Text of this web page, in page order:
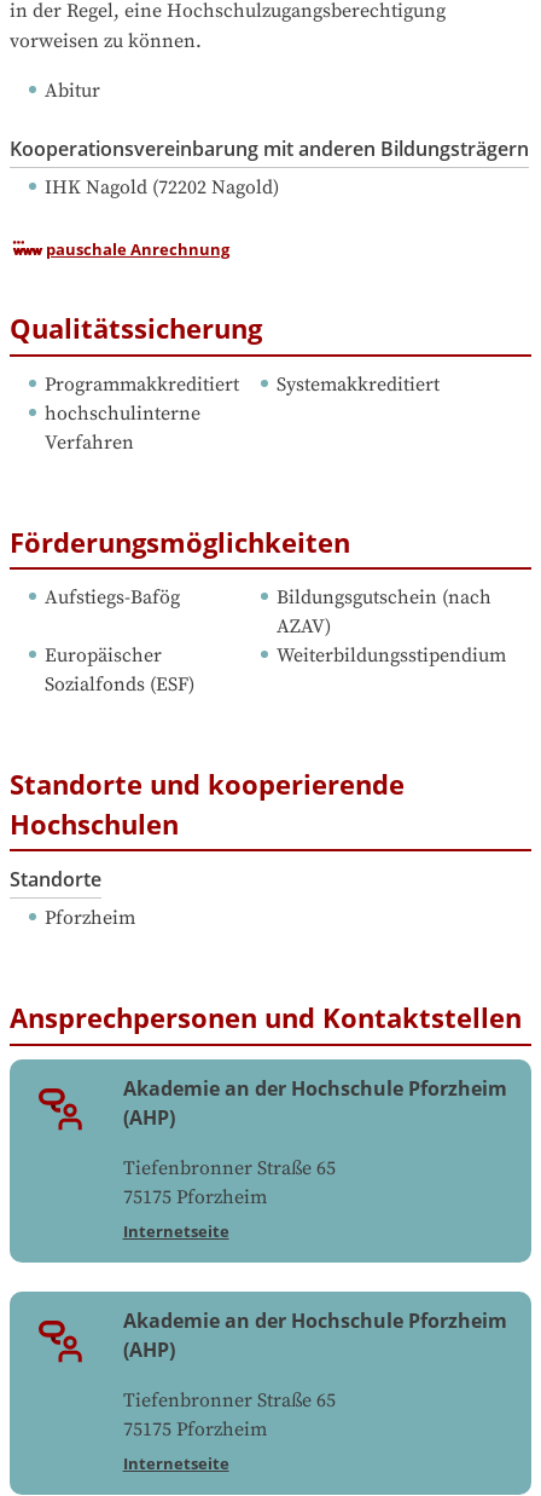
in der Regel, eine Hochschulzugangsberechtigung
vorweisen zu können.
Abitur
Kooperationsvereinbarung mit anderen Bildungsträgern
IHK Nagold (72202 Nagold)
pauschale Anrechnung
Qualitätssicherung
Programmakkreditiert
Systemakkreditiert
hochschulinterne
Verfahren
Förderungsmöglichkeiten
Aufstiegs-Bafög
Bildungsgutschein (nach
AZAV)
Europäischer
Sozialfonds (ESF)
Weiterbildungsstipendium
Standorte und kooperierende
Hochschulen
Standorte
Pforzheim
Ansprechpersonen und Kontaktstellen
Akademie an der Hochschule Pforzheim
(AHP)
Tiefenbronner Straße 65
75175 Pforzheim
Internetseite
Akademie an der Hochschule Pforzheim
(AHP)
Tiefenbronner Straße 65
75175 Pforzheim
Internetseite